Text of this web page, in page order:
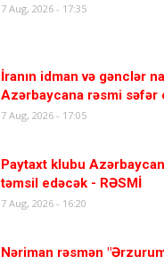
7 Aug, 2026 - 17:35
İranın idman və gənclər
Azərbaycana rəsmi səfər
7 Aug, 2026 - 17:05
Paytaxt klubu
təmsil edəcək - RƏSMİ
7 Aug, 2026 - 16:20
Nəriman rəsmən